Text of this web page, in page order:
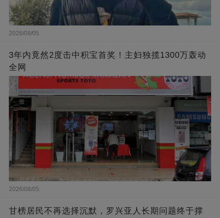
2026/08/05
3年内竟然2度击中积宝首奖！主妇独揽1300万轰动
全网
2026/08/05
甘榜居民不再选择沉默，罗兴亚人长期问题终于撑